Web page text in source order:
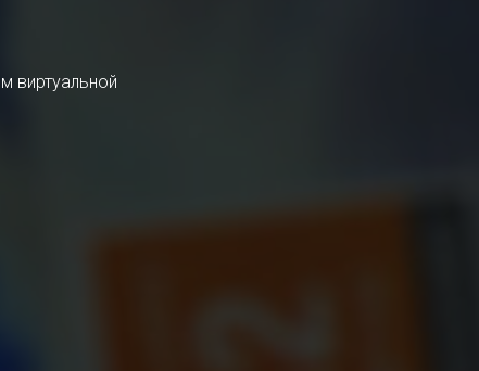
виртуальной